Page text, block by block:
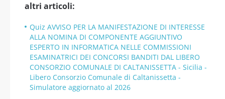
altri articoli:
Quiz AVVISO PER LA MANIFESTAZIONE DI INTERESSE
ALLA NOMINA DI COMPONENTE AGGIUNTIVO
ESPERTO IN INFORMATICA NELLE COMMISSIONI
ESAMINATRICI DEI CONCORSI BANDITI DAL LIBERO
CONSORZIO COMUNALE DI CALTANISSETTA - Sicilia -
Libero Consorzio Comunale di Caltanissetta -
Simulatore aggiornato al 2026